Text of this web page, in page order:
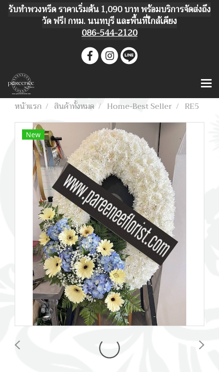
รับทำพวงหรีด ราคาเริ่มต้น 1,090 บาท พร้อมบริการจัดส่งถึง
วัด ฟรี! กทม. นนทบุรี และพื้นที่ใกล้เคียง
086-544-2120
หน้าแรก สินค้าทั้งหมด Home-Best Seller RE5
New